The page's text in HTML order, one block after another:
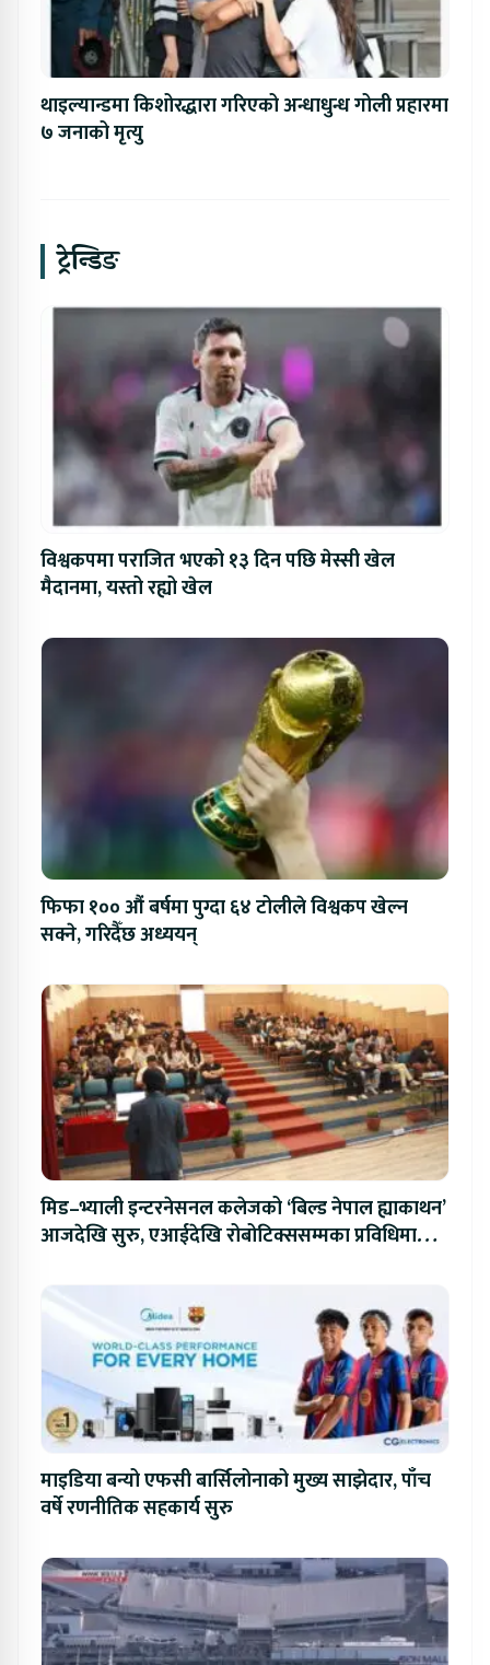
थाइल्यान्डमा किशोरद्धारा गरिएको अन्धाधुन्ध गोली प्रहारमा
७ जनाको मृत्यु
ट्रेन्डिङ
विश्वकपमा पराजित भएको १३ दिन पछि मेस्सी खेल
मैदानमा, यस्तो रह्यो खेल
फिफा १०० औं बर्षमा पुग्दा ६४ टोलीले विश्वकप खेल्न
सक्ने, गरिदैँछ अध्ययन्
मिड–भ्याली इन्टरनेसनल कलेजको ‘बिल्ड नेपाल ह्याकाथन’
आजदेखि सुरु, एआईदेखि रोबोटिक्ससम्मका प्रविधिमा
माइडिया बन्यो एफसी बार्सिलोनाको मुख्य साझेदार, पाँच
वर्षे रणनीतिक सहकार्य सुरु